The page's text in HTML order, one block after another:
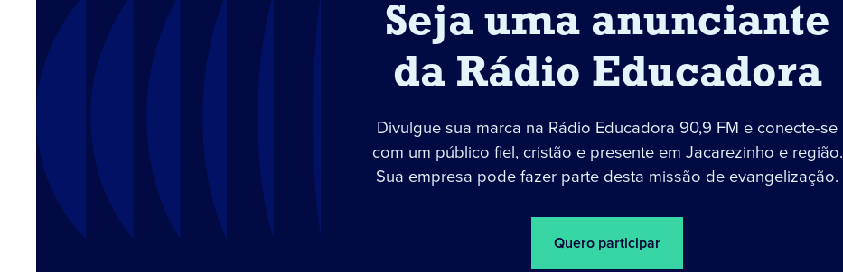
Seja uma anunciante
da Rádio Educadora
Divulgue sua marca na Rádio Educadora 90,9 FM e conecte-se
com um público fiel, cristão e presente em Jacarezinho e região.
Sua empresa pode fazer parte desta missão de evangelização.
Quero participar